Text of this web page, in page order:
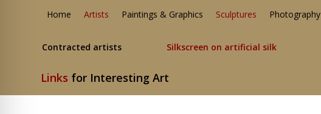
Home Artists Paintings & Graphics Sculptures Photography
Contracted artists Silkscreen on artificial silk
Links for Interesting Art